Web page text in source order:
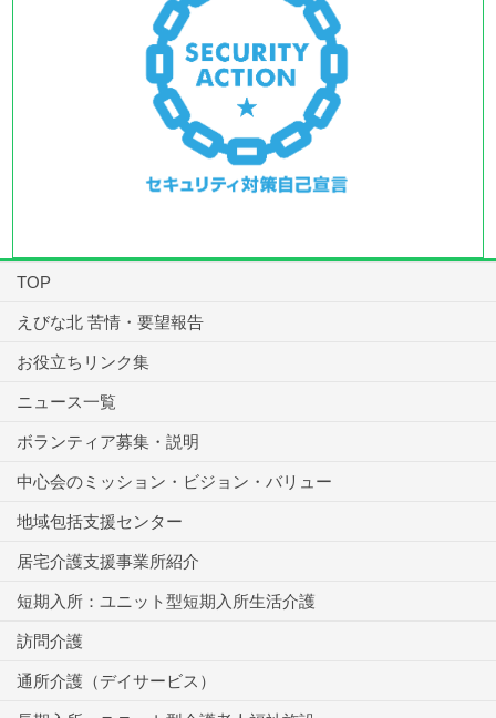
TOP
えびな北 苦情・要望報告
お役立ちリンク集
ニュース一覧
ボランティア募集・説明
中心会のミッション・ビジョン・バリュー
地域包括支援センター
居宅介護支援事業所紹介
短期入所：ユニット型短期入所生活介護
訪問介護
通所介護（デイサービス）